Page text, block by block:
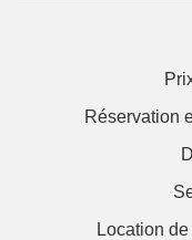
Réservation
Location